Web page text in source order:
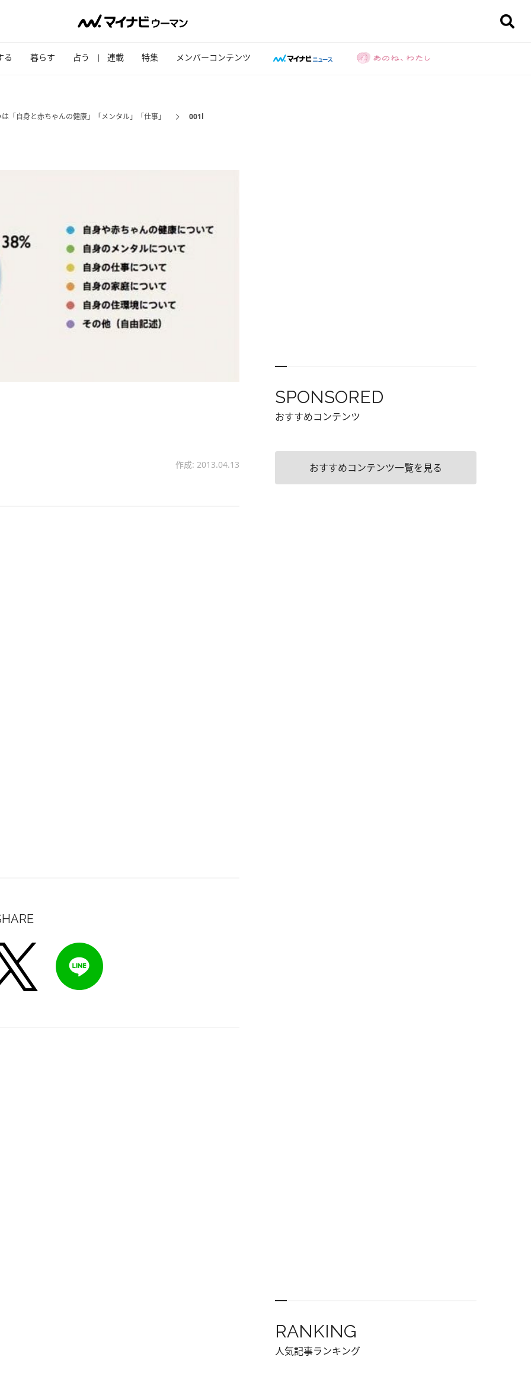
る 暮らす 占う 連載 特集 メンバーコンテンツ
「自身と赤ちゃんの健康」「メンタル」「仕事」 001l
作成: 2013.04.13
SPONSORED
おすすめコンテンツ
おすすめコンテンツ一覧を見る
RANKING
人気記事ランキング